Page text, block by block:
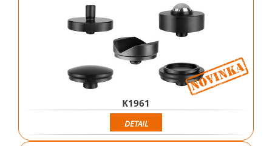
K1961
DETAIL